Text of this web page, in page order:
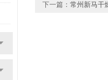
下一篇： 常州新马干